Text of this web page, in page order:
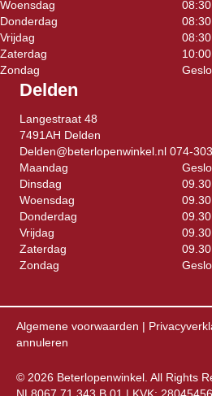
Woensdag
Donderdag
Vrijdag
Zaterdag
Zondag
Delden
Langestraat 48
7491AH Delden
Delden@beterlopenwinkel.nl 074-
Maandag
Dinsdag
Woensdag
Donderdag
Vrijdag
Zaterdag
Zondag
Algemene voorwaarden |
annuleren
© 2026 Beterlopenwinkel. All Rights